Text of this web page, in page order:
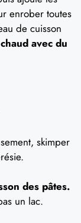
enrober toutes
de cuisson
avec du
skimper
des pâtes.
un lac.